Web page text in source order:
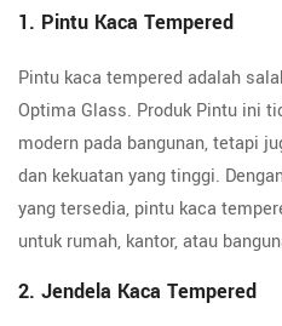
1. Pintu Kaca Tempered
Pintu kaca tempered adalah
Optima Glass. Produk Pintu ini
modern pada bangunan, tetapi
dan kekuatan yang tinggi.
yang tersedia, pintu kaca
untuk rumah, kantor, atau
2. Jendela Kaca Tempered